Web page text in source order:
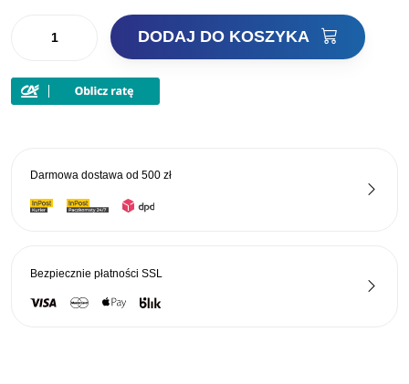
Champion
Lokaas
2kg
DODAJ DO KOSZYKA
Darmowa dostawa od 500 zł
Bezpiecznie płatności SSL